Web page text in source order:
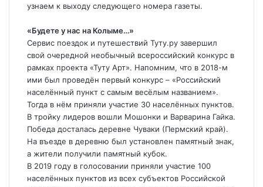
узнаем к выходу следующего номера газеты.
«Будете у нас на Колыме…»
Сервис поездок и путешествий Туту.ру завершил
свой очередной необычный всероссийский конкурс в
рамках проекта «Туту Арт». Напомним, что в 2018-м
ими был проведён первый конкурс – «Российский
населённый пункт с самым весёлым названием».
Тогда в нём приняли участие 30 населённых пунктов.
В тройку лидеров вошли Мошонки и Варварина Гайка.
Победа досталась деревне Чуваки (Пермский край).
На въезде в деревню был установлен памятный знак,
а жители получили памятный кубок.
В 2019 году в голосовании приняли участие 100
населённых пунктов из всех субъектов Российской